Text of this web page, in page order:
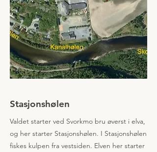
Stasjonshølen
Valdet starter ved Svorkmo bru øverst i elva,
og her starter Stasjonshølen. I Stasjonshølen
fiskes kulpen fra vestsiden. Elven her starter